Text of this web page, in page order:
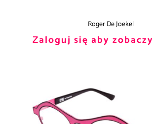
Roger De Joekel
Zaloguj się aby